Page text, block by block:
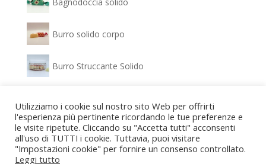
Burro solido corpo
Burro Struccante Solido
Confezione regalo Bagnodoccia e Gel idratante
Confezione regalo Detergente viso e Crema
Utilizziamo i cookie sul nostro sito Web per offrirti
l'esperienza più pertinente ricordando le tue preferenze e
le visite ripetute. Cliccando su "Accetta tutti" acconsenti
all'uso di TUTTI i cookie. Tuttavia, puoi visitare
"Impostazioni cookie" per fornire un consenso controllato.
Leggi tutto